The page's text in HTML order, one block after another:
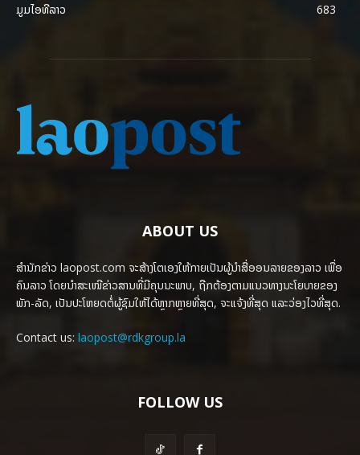
ມູມໄອທີລາວ
683
ABOUT US
ສຳນັກຂ່າວ laopost.com ຈະສ້າງໂຕເອງໃຫ້ກາຍເປັນຜູ້ນຳສື່ອອນລາຍຂອງລາວ ເພື່ອ
ຄົນລາວ ໂດຍນຳສະເໜີຂ່າວສານທີ່ມີຄຸນນະພາບ, ຖືກຕ້ອງຕາມແນວທາງນະໂຍບາຍຂອງ
ພັກ-ລັດ, ເປັນປະໂຫຍດຕໍ່ຜູ້ຊົມໃຫ້ໄດ້ຫຼາກຫຼາຍທີ່ສຸດ, ຈະແຈ້ງທີ່ສຸດ ແລະວ່ອງໄວທີ່ສຸດ.
Contact us: laopost@rdkgroup.la
FOLLOW US